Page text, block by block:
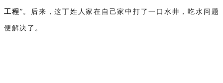
工程”。后来，这丁姓人家在自己家中打了一口水井，吃水问题
便解决了。